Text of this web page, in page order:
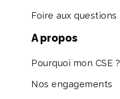
Foire aux questions
A propos
Pourquoi mon CSE ?
Nos engagements